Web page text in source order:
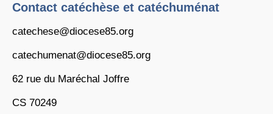
Contact catéchèse et catéchuménat
catechese@diocese85.org
catechumenat@diocese85.org
62 rue du Maréchal Joffre
CS 70249